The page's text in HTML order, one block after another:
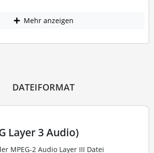
Mehr anzeigen
DATEIFORMAT
Layer 3 Audio)
MPEG-2 Audio Layer III Datei